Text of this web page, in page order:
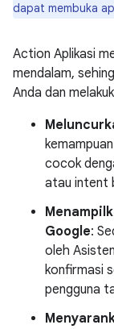
dapat membuka
Action Aplikasi
mendalam,
Anda dan
cocok
atau intent
Google:
oleh
konfirmasi
pengguna